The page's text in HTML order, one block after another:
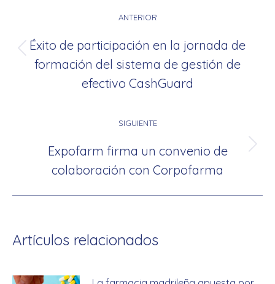
publicaciones
ANTERIOR
Publicación
anterior:
Éxito de participación en la jornada de
formación del sistema de gestión de
efectivo CashGuard
SIGUIENTE
Publicación
siguiente:
Expofarm firma un convenio de
colaboración con Corpofarma
Artículos relacionados